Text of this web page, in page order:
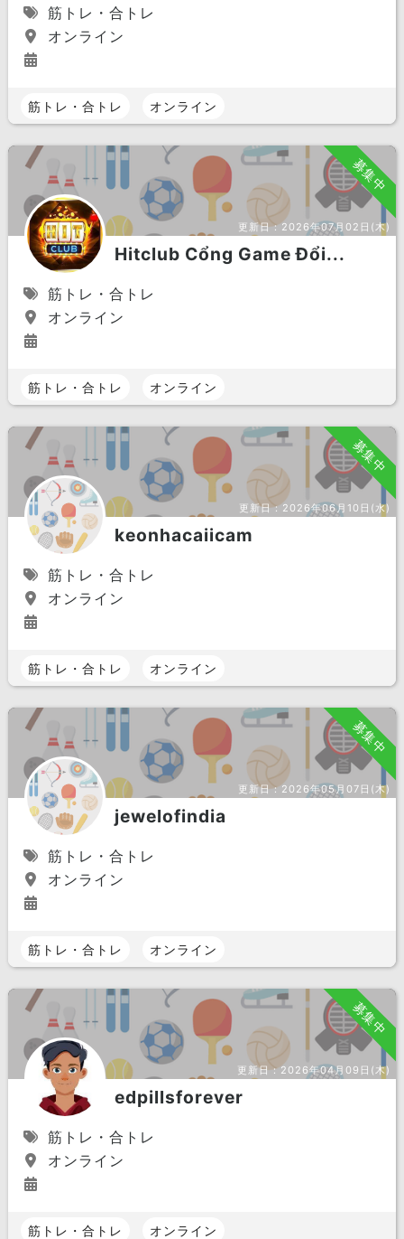
筋トレ・合トレ
オンライン
筋トレ・合トレ オンライン
募集中
更新日：2026年07月02日(木)
Hitclub Cổng Game Đổi...
筋トレ・合トレ
オンライン
筋トレ・合トレ オンライン
募集中
更新日： 2026年06月10日(水)
keonhacaiicam
筋トレ・合トレ
オンライン
筋トレ・合トレ オンライン
募集中
更新日：2026年05月07日(木)
jewelofindia
筋トレ・合トレ
オンライン
筋トレ・合トレ オンライン
募集中
更新日：2026年04月09日(木)
edpillsforever
筋トレ・合トレ
オンライン
筋トレ・合トレ オンライン